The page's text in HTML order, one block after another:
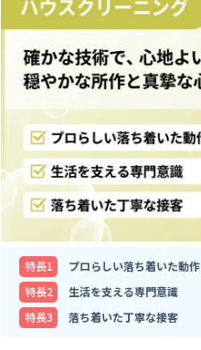
特⻑1
プロらしい落ち着いた動作
特⻑2
生活を支える専門意識
特⻑3
落ち着いた丁寧な接客